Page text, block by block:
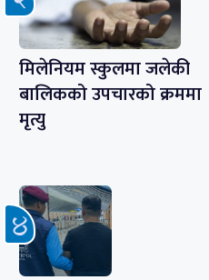
मिलेनियम स्कुलमा जलेकी
बालिकको उपचारको क्रममा
मृत्यु